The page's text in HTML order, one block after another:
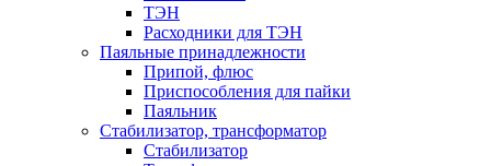
ТЭН
Расходники для ТЭН
Паяльные принадлежности
Припой, флюс
Приспособления для пайки
Паяльник
Стабилизатор, трансформатор
Стабилизатор